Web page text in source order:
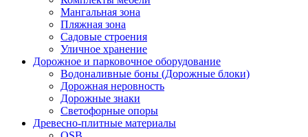
Мангальная зона
Пляжная зона
Садовые строения
Уличное хранение
Дорожное и парковочное оборудование
Водоналивные боны (Дорожные блоки)
Дорожная неровность
Дорожные знаки
Светофорные опоры
Древесно-плитные материалы